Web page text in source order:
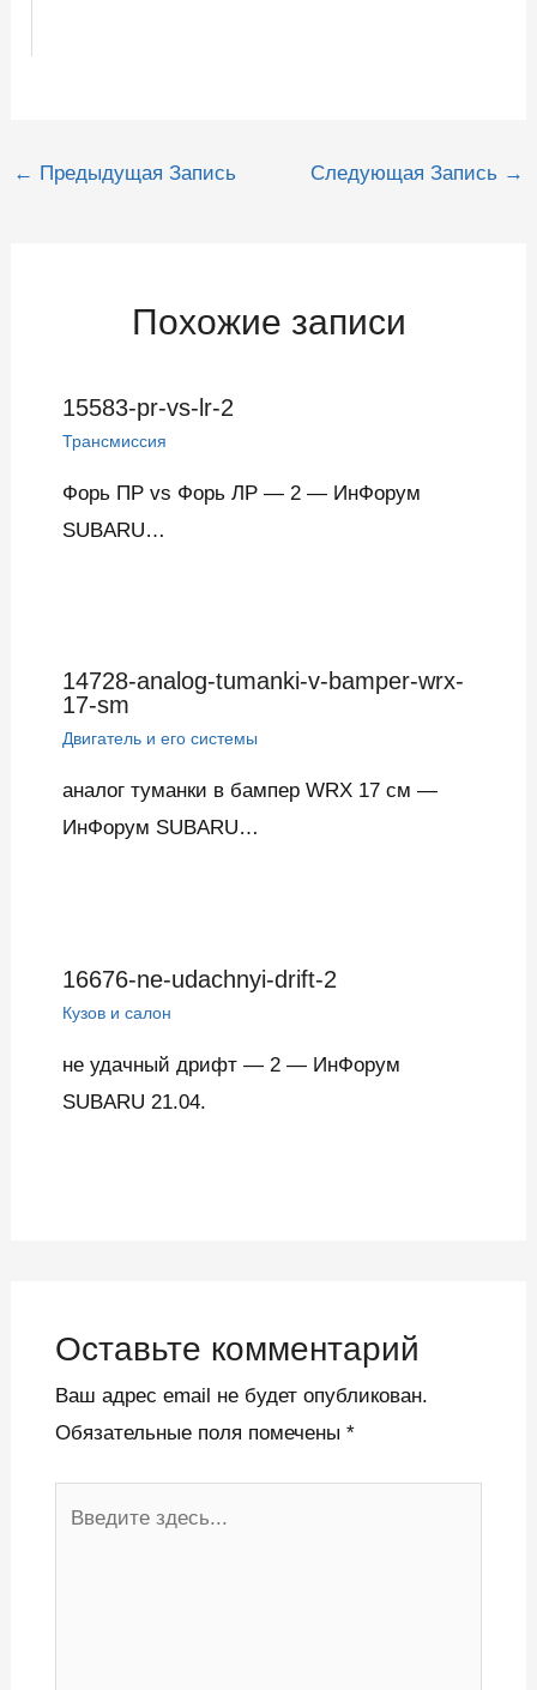
Навигация
← Предыдущая Запись Следующая Запись →
Похожие записи
15583-pr-vs-lr-2
Трансмиссия
Форь ПР vs Форь ЛР — 2 — ИнФорум
SUBARU…
14728-analog-tumanki-v-bamper-wrx-
17-sm
Двигатель и его системы
аналог туманки в бампер WRX 17 см —
ИнФорум SUBARU…
16676-ne-udachnyi-drift-2
Кузов и салон
не удачный дрифт — 2 — ИнФорум
SUBARU 21.04.
Оставьте комментарий
Ваш адрес email не будет опубликован.
Обязательные поля помечены *